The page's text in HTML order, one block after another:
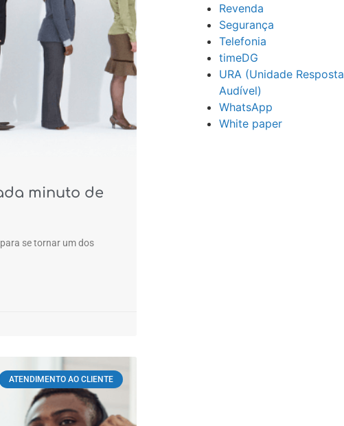
minuto de
se tornar um dos
ATENDIMENTO AO CLIENTE
Revenda
Segurança
Telefonia
timeDG
URA (Unidade Resposta
Audível)
WhatsApp
White paper